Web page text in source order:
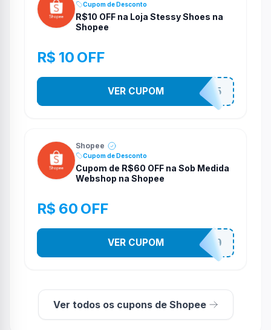
Cupom de Desconto
R$10 OFF na Loja Stessy Shoes na
Shopee
R$ 10 OFF
STES2525
VER CUPOM
Shopee
Cupom de Desconto
Cupom de R$60 OFF na Sob Medida
Webshop na Shopee
R$ 60 OFF
SOBM60400
VER CUPOM
Ver todos os cupons de Shopee